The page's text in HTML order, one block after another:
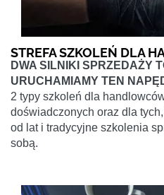
STREFA SZKOLEŃ DLA
DWA SILNIKI SPRZEDAŻY
URUCHAMIAMY TEN
2 typy szkoleń dla
doświadczonych oraz dla
od lat i tradycyjne szkolenia
sobą.